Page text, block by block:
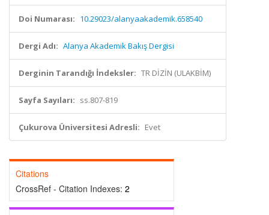
Doi Numarası: 10.29023/alanyaakademik.658540
Dergi Adı: Alanya Akademik Bakış Dergisi
Derginin Tarandığı İndeksler: TR DİZİN (ULAKBİM)
Sayfa Sayıları: ss.807-819
Çukurova Üniversitesi Adresli: Evet
Citations
CrossRef - Citation Indexes: 2